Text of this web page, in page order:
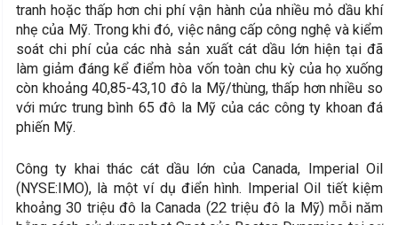
tranh hoặc thấp hơn chi phí vận hành của nhiều mỏ dầu khí
nhẹ của Mỹ. Trong khi đó, việc nâng cấp công nghệ và kiểm
soát chi phí của các nhà sản xuất cát dầu lớn hiện tại đã
làm giảm đáng kể điểm hòa vốn toàn chu kỳ của họ xuống
còn khoảng 40,85-43,10 đô la Mỹ/thùng, thấp hơn nhiều so
với mức trung bình 65 đô la Mỹ của các công ty khoan đá
phiến Mỹ.
Công ty khai thác cát dầu lớn của Canada, Imperial Oil
(NYSE:IMO), là một ví dụ điển hình. Imperial Oil tiết kiệm
khoảng 30 triệu đô la Canada (22 triệu đô la Mỹ) mỗi năm